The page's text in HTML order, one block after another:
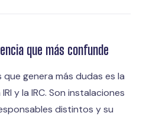
que más confunde
genera más dudas es la
y la IRC. Son instalaciones
distintos y su